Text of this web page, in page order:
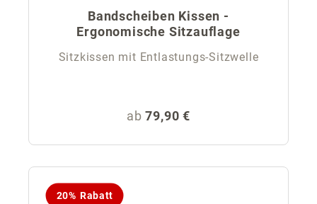
Bandscheiben Kissen -
Ergonomische Sitzauflage
Sitzkissen mit Entlastungs-Sitzwelle
Regulärer Preis:
ab79,90 €
20% Rabatt